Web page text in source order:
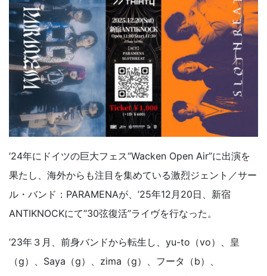
’24年にドイツの巨大フェス“Wacken Open Air”に出演を
果たし、海外からも注目を集めている激烈ジェント／サー
ル・バンド：PARAMENAが、’25年12月20日、新宿
ANTIKNOCKにて“30弦復活”ライヴを行なった。
’23年３月、前身バンドから転生し、yu-to（vo）、皇
（g）、Saya（g）、zima（g）、フータ（b）、